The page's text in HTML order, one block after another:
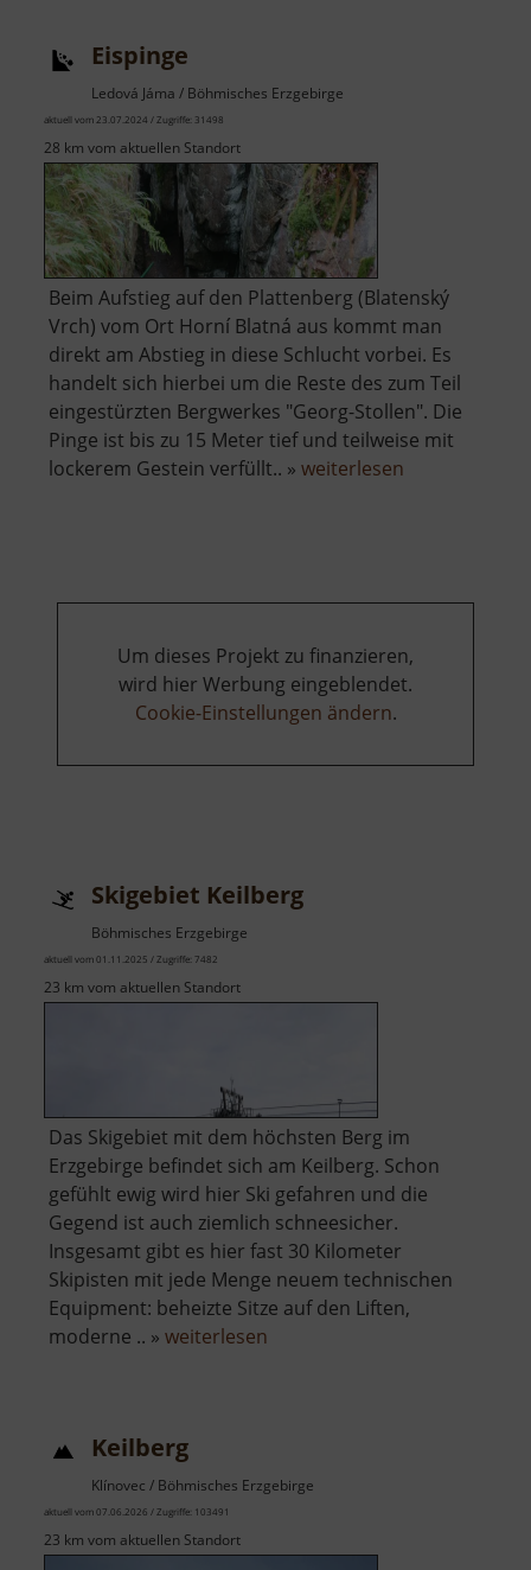
Eispinge
Ledová Jáma / Böhmisches Erzgebirge
aktuell vom 23.07.2024 / Zugriffe: 31498
28 km vom aktuellen Standort
Beim Aufstieg auf den Plattenberg (Blatenský
Vrch) vom Ort Horní Blatná aus kommt man
direkt am Abstieg in diese Schlucht vorbei. Es
handelt sich hierbei um die Reste des zum Teil
eingestürzten Bergwerkes "Georg-Stollen". Die
Pinge ist bis zu 15 Meter tief und teilweise mit
lockerem Gestein verfüllt.. » weiterlesen
Um dieses Projekt zu finanzieren,
wird hier Werbung eingeblendet.
Cookie-Einstellungen ändern.
Skigebiet Keilberg
Böhmisches Erzgebirge
aktuell vom 01.11.2025 / Zugriffe: 7482
23 km vom aktuellen Standort
Das Skigebiet mit dem höchsten Berg im
Erzgebirge befindet sich am Keilberg. Schon
gefühlt ewig wird hier Ski gefahren und die
Gegend ist auch ziemlich schneesicher.
Insgesamt gibt es hier fast 30 Kilometer
Skipisten mit jede Menge neuem technischen
Equipment: beheizte Sitze auf den Liften,
moderne .. » weiterlesen
Keilberg
Klínovec / Böhmisches Erzgebirge
aktuell vom 07.06.2026 / Zugriffe: 103491
23 km vom aktuellen Standort